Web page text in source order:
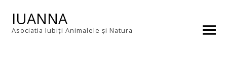
content
IUANNA
Asociatia Iubiți Animalele și Natura